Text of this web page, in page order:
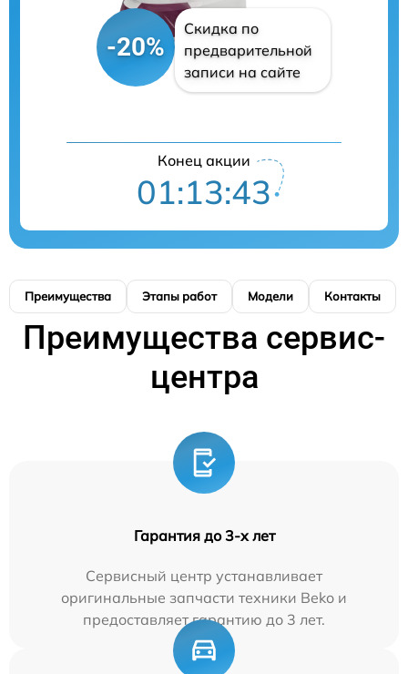
-20%
Скидка по
предварительной
записи на сайте
Конец акции
01:13:43
Преимущества Этапы работ Модели Контакты
Преимущества сервис-
центра
Гарантия до 3-х лет
Сервисный центр устанавливает
оригинальные запчасти техники Beko и
предоставляет гарантию до 3 лет.